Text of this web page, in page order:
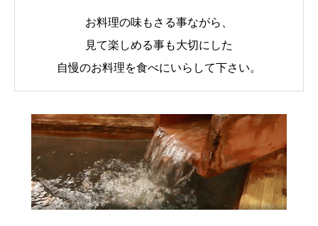
お料理の味もさる事ながら、
見て楽しめる事も大切にした
自慢のお料理を食べにいらして下さい。